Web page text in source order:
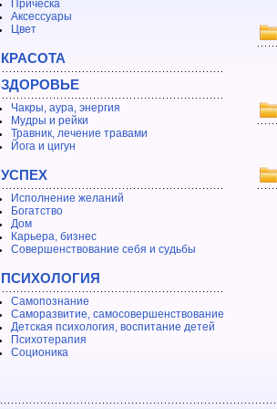
Прическа
Аксессуары
Цвет
КРАСОТА
ЗДОРОВЬЕ
Чакры, аура, энергия
Мудры и рейки
Травник, лечение травами
Йога и цигун
УСПЕХ
Исполнение желаний
Богатство
Дом
Карьера, бизнес
Совершенствование себя и судьбы
ПСИХОЛОГИЯ
Самопознание
Саморазвитие, самосовершенствование
Детская психология, воспитание детей
Психотерапия
Соционика